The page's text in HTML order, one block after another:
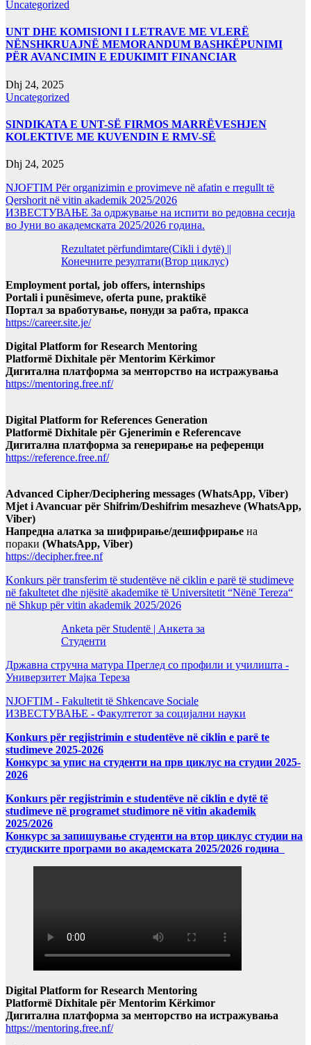
Uncategorized
UNT DHE KOMISIONI I LETRAVE ME VLERË
NËNSHKRUAJNË MEMORANDUM BASHKËPUNIMI
PËR AVANCIMIN E EDUKIMIT FINANCIAR
Dhj 24, 2025
Uncategorized
SINDIKATA E UNT-SË FIRMOS MARRËVESHJEN
KOLEKTIVE ME KUVENDIN E RMV-SË
Dhj 24, 2025
NJOFTIM Për organizimin e provimeve në afatin e rregullt të
Qershorit në vitin akademik 2025/2026
ИЗВЕСТУВАЊЕ За одржување на испити во редовна сесија
во Јуни во академската 2025/2026 година.
Rezultatet përfundimtare(Cikli i dytë) ||
Конечните резултати(Втор циклус)
Employment portal, job offers, internships
Portali i punësimeve, oferta pune, praktikë
Портал за вработување, понуди за рабта, пракса
https://career.site.je/
Digital Platform for Research Mentoring
Platformë Dixhitale për Mentorim Kërkimor
Дигитална платформа за менторство на истражувања
https://mentoring.free.nf/
Digital Platform for References Generation
Platformë Dixhitale për Gjenerimin e Referencave
Дигитална платформа за генерирање на референци
https://reference.free.nf/
Advanced Cipher/Deciphering messages (WhatsApp, Viber)
Mjet i Avancuar për Shifrim/Deshifrim mesazheve (WhatsApp,
Viber)
Напредна алатка за шифрирање/дешифрирање на
пораки (WhatsApp, Viber)
https://decipher.free.nf
Konkurs për transferim të studentëve në ciklin e parë të studimeve
në fakultetet dhe njësitë akademike të Universitetit “Nënë Tereza“
në Shkup për vitin akademik 2025/2026
Anketa për Studentë | Анкета за
Студенти
Државна стручна матура Преглед со профили и училишта -
Универзитет Мајка Тереза
NJOFTIM - Fakultetit të Shkencave Sociale
ИЗВЕСТУВАЊЕ - Факултетот за социјални науки
Konkurs për regjistrimin e studentëve në ciklin e parë te
studimeve 2025-2026
Конкурс за упис на студенти на прв циклус на студии 2025-
2026
Konkurs për regjistrimin e studentëve në ciklin e dytë të
studimeve në programet studimore në vitin akademik
2025/2026
Конкурс за запишување студенти на втор циклус студии на
студиските програми во академската 2025/2026 година
Digital Platform for Research Mentoring
Platformë Dixhitale për Mentorim Kërkimor
Дигитална платформа за менторство на истражувања
https://mentoring.free.nf/